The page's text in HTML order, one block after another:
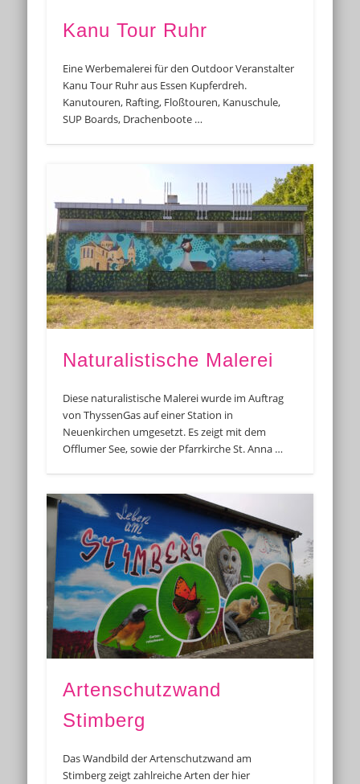
Kanu Tour Ruhr
Eine Werbemalerei für den Outdoor Veranstalter
Kanu Tour Ruhr aus Essen Kupferdreh.
Kanutouren, Rafting, Floßtouren, Kanuschule,
SUP Boards, Drachenboote …
Naturalistische Malerei
Diese naturalistische Malerei wurde im Auftrag
von ThyssenGas auf einer Station in
Neuenkirchen umgesetzt. Es zeigt mit dem
Offlumer See, sowie der Pfarrkirche St. Anna …
Artenschutzwand
Stimberg
Das Wandbild der Artenschutzwand am
Stimberg zeigt zahlreiche Arten der hier